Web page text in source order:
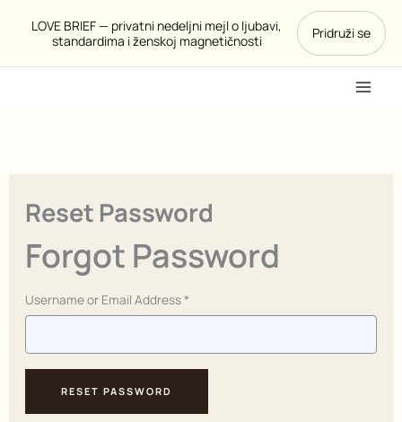
LOVE BRIEF — privatni nedeljni mejl o ljubavi,
standardima i ženskoj magnetičnosti
Pridruži se
sadržaj
Reset Password
Forgot Password
Username or Email Address *